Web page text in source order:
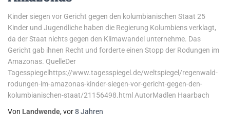
Kinder siegen vor Gericht gegen den kolumbianischen Staat 25
Kinder und Jugendliche haben die Regierung Kolumbiens verklagt,
da der Staat nichts gegen den Klimawandel unternehme. Das
Gericht gab ihnen Recht und forderte einen Stopp der Rodungen im
Amazonas. QuelleDer
Tagesspiegelhttps://www.tagesspiegel.de/weltspiegel/regenwald-
rodungen-im-amazonas-kinder-siegen-vor-gericht-gegen-den-
kolumbianischen-staat/21156498.html AutorMadlen Haarbach
Von Landwende, vor8 Jahren